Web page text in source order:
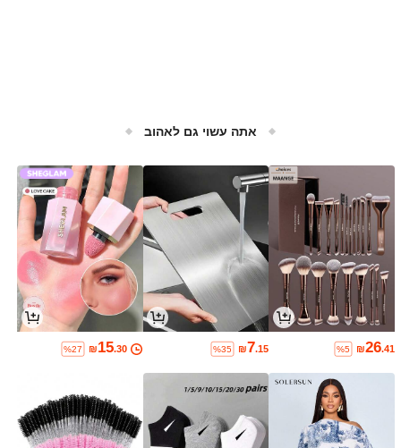
אתה עשוי גם לאהוב
₪26.41
%5
₪7.15
%35
₪15.30
%27